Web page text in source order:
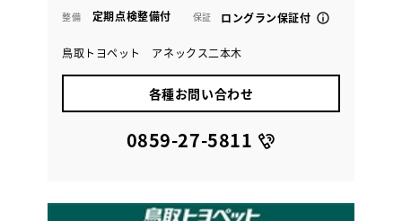
整備 定期点検整備付 保証 ロングラン保証付
鳥取トヨペット アネックス二本木
各種お問い合わせ
0859-27-5811